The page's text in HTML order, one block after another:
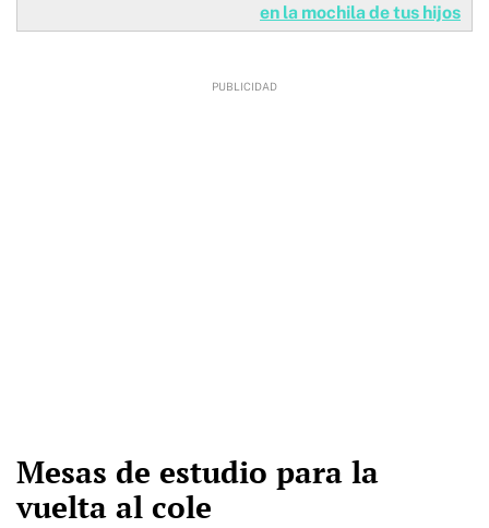
en la mochila de tus hijos
Mesas de estudio para la
vuelta al cole